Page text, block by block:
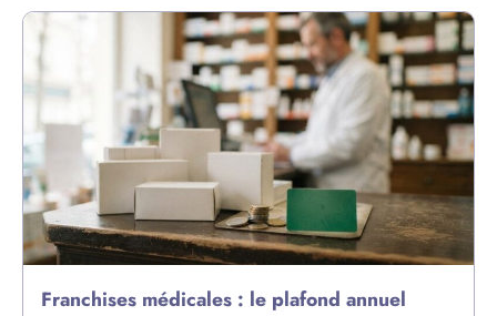
Franchises médicales : le plafond annuel